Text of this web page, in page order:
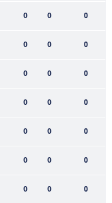
0 0 0
0 0 0
0 0 0
0 0 0
0 0 0
0 0 0
0 0 0